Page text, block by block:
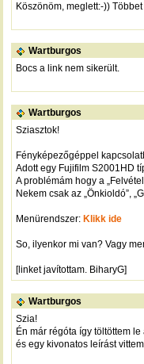
Köszönöm, meglett:-))
Wartburgos
Bocs a link nem sikerült.
Wartburgos
Sziasztok!
Fényképezőgéppel
Adott egy Fujifilm S2001HD
A problémám hogy a
Nekem csak az „Önkioldó”,
Menürendszer: Klikk ide
So, ilyenkor mi van? Vagy
[linket javítottam. BiharyG]
Wartburgos
Szia!
Én már régóta így töltöttem
és egy kivonatos leírást